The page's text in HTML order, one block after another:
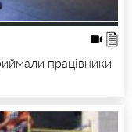
працівники